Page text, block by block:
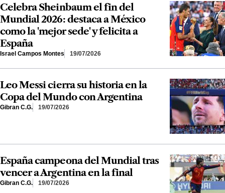
Celebra Sheinbaum el fin del
Mundial 2026: destaca a México
como la 'mejor sede' y felicita a
España
Israel Campos Montes 19/07/2026
Leo Messi cierra su historia en la
Copa del Mundo con Argentina
Gibran C.G. 19/07/2026
España campeona del Mundial tras
vencer a Argentina en la final
Gibran C.G. 19/07/2026